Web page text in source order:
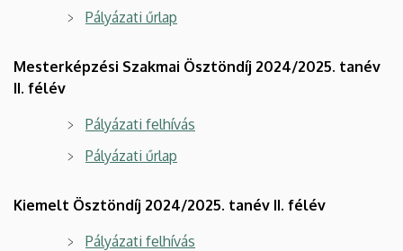
Pályázati űrlap
Mesterképzési Szakmai Ösztöndíj 2024/2025. tanév
II. félév
Pályázati felhívás
Pályázati űrlap
Kiemelt Ösztöndíj 2024/2025. tanév II. félév
Pályázati felhívás